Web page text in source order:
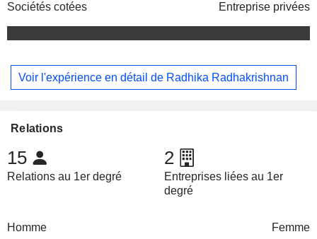
Sociétés cotées Entreprise privées
Voir l'expérience en détail de Radhika Radhakrishnan
Relations
15
Relations au 1er degré
2
Entreprises liées au 1er
degré
Homme Femme